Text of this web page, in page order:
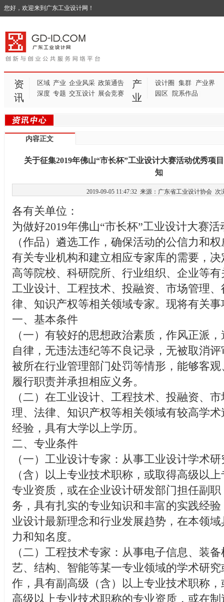
您好，欢迎来到广东工业设计网！
资
讯
区域 产业 企业风采 政策通告
深度 专题 交互设计 展会竞赛
产
业
设计圈 集群| 产业界
园区 院系作品
内容正文
关于征集2019年佛山“市长杯”工业设计大赛活动优秀项
知
2019-09-05 11:47:32 来源：广东省工业设计协会 次
各有关单位：
为做好2019年佛山“市长杯”工业设计大赛
（作品）遴选工作，确保活动的公信力和
有关专业机构和建立相应专家库的需要，
高等院校、科研院所、行业组织、企业等
工业设计、工程技术、投融资、市场管理
律、知识产权等相关领域专家。现将有关
一、基本条件
（一）有较好的思想政治素质，作风正派
自律，无违法违纪等不良记录，无被取消
被所在行业管理部门处罚等情形，能够客
履行职责并承担相应义务。
（二）在工业设计、工程技术、投融资、
理、法律、知识产权等相关领域有较高学
经验，具有大学以上学历。
二、专业条件
（一）工业设计专家：从事工业设计学术
（含）以上专业技术职称，或取得高级以
专业资质，或在企业设计研发部门担任副
务，具有扎实的专业知识和丰富的实践经
业设计最新理念和行业发展趋势，在本领
力和知名度。
（二）工程技术专家：从事电子信息、装
艺、结构、智能等某一专业领域的学术研
作，具有副高级（含）以上专业技术职称
高级以上专业技术职称的专业资质，或在